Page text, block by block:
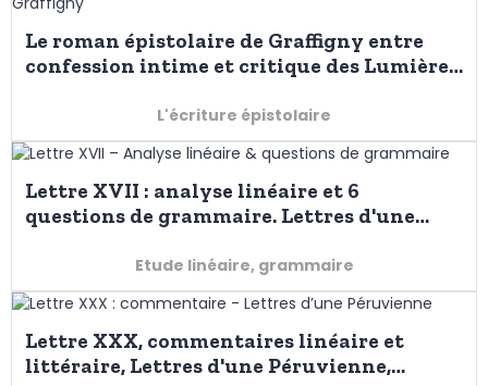
Le roman épistolaire de Graffigny entre
confession intime et critique des Lumières
L'écriture épistolaire
Lettre XVII : analyse linéaire et 6
questions de grammaire. Lettres d'une
Etude linéaire, grammaire
Lettre XXX, commentaires linéaire et
littéraire, Lettres d'une Péruvienne,